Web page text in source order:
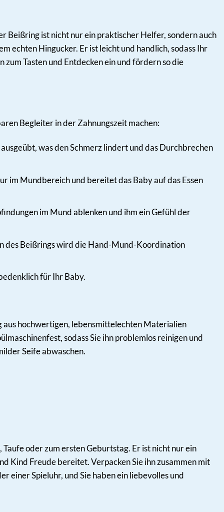
Beißring ist nicht nur ein praktischer Helfer, sondern auch
echten Hingucker. Er ist leicht und handlich, sodass Ihr
Tasten und Entdecken ein und fördern so die
Begleiter in der Zahnungszeit machen:
was den Schmerz lindert und das Durchbrechen
im Mundbereich und bereitet das Baby auf das Essen
im Mund ablenken und ihm ein Gefühl der
des Beißrings wird die Hand-Mund-Koordination
für Ihr Baby.
aus hochwertigen, lebensmittelechten Materialien
sodass Sie ihn problemlos reinigen und
Seife abwaschen.
oder zum ersten Geburtstag. Er ist nicht nur ein
Kind Freude bereitet. Verpacken Sie ihn zusammen mit
einer Spieluhr, und Sie haben ein liebevolles und